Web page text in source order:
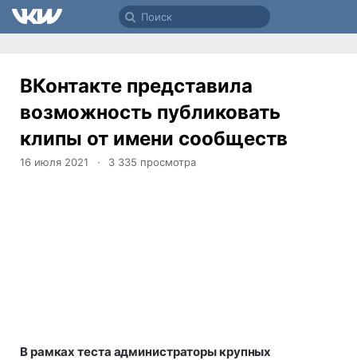
ВКонтакте представила
возможность публиковать
клипы от имени сообществ
16 июля 2021 3 335 просмотра
В рамках теста администраторы крупных